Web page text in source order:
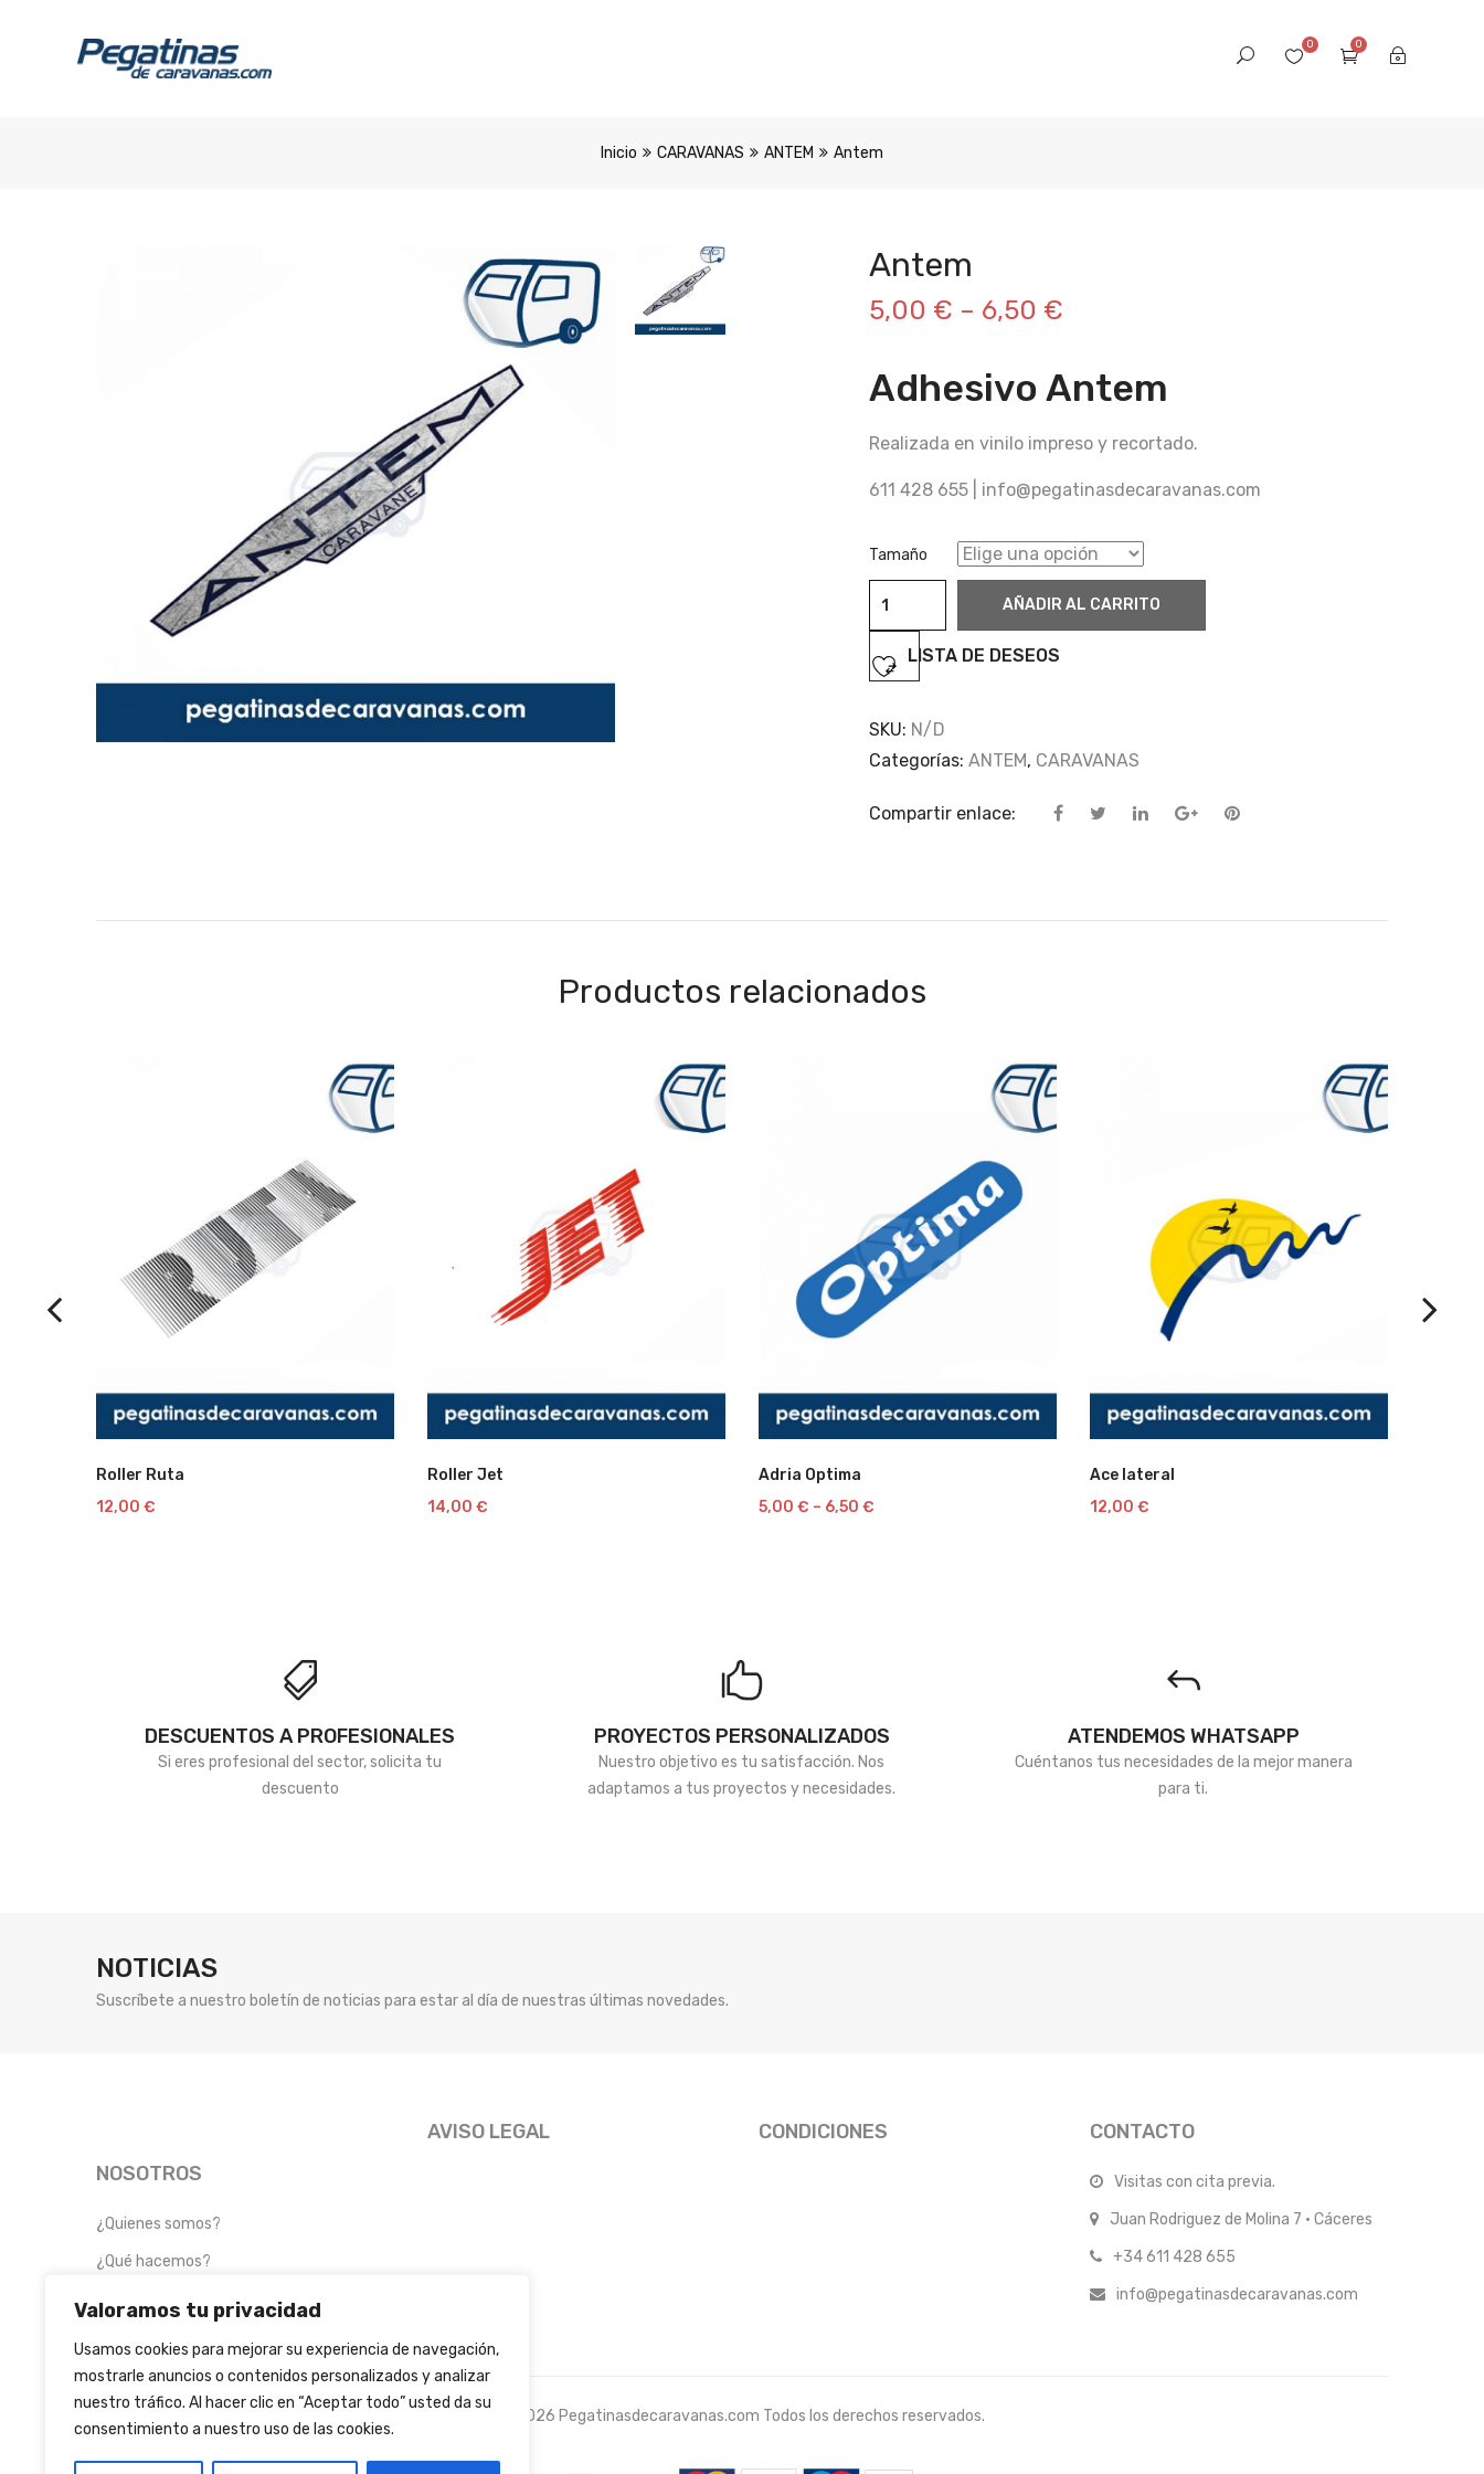
Valoramos tu privacidad
Usamos cookies para mejorar su experiencia de navegación,
mostrarle anuncios o contenidos personalizados y analizar
nuestro tráfico. Al hacer clic en “Aceptar todo” usted da su
consentimiento a nuestro uso de las cookies.
0
0
Inicio CARAVANAS ANTEM Antem
Antem
5,00 € – 6,50 €
Adhesivo Antem
Realizada en vinilo impreso y recortado.
611 428 655 | info@pegatinasdecaravanas.com
Tamaño
Antem
cantidad
AÑADIR AL CARRITO
LISTA DE DESEOS
SKU: N/D
Categorías: ANTEM, CARAVANAS
Compartir enlace:
Productos relacionados
Roller Ruta
12,00 €
Roller Jet
14,00 €
Adria Optima
5,00 € – 6,50 €
Ace lateral
12,00 €
DESCUENTOS A PROFESIONALES
Si eres profesional del sector, solicita tu
descuento
PROYECTOS PERSONALIZADOS
Nuestro objetivo es tu satisfacción. Nos
adaptamos a tus proyectos y necesidades.
ATENDEMOS WHATSAPP
Cuéntanos tus necesidades de la mejor manera
para ti.
NOTICIAS
Suscríbete a nuestro boletín de noticias para estar al día de nuestras últimas novedades.
NOSOTROS
¿Quienes somos?
¿Qué hacemos?
AVISO LEGAL CONDICIONES CONTACTO
Visitas con cita previa.
Juan Rodriguez de Molina 7 · Cáceres
+34 611 428 655
info@pegatinasdecaravanas.com
© 2026 Pegatinasdecaravanas.com Todos los derechos reservados.